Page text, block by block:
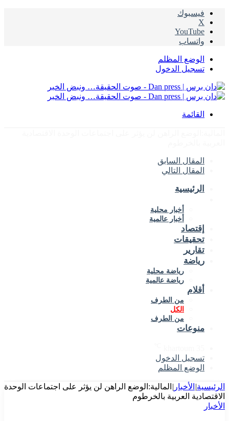
فيسبوك
‫X
‫YouTube
واتساب
الوضع المظلم
تسجيل الدخول
القائمة
المقال السابق
المقال التالي
الرئيسية
أخبار محلية
أخبار عالمية
إقتصاد
تحقيقات
تقارير
رياضة
رياضة محلية
رياضة عالمية
أقلام
من الطرف
الكل
من الطرف
منوعات
تسجيل الدخول
الوضع المظلم
الرئيسية| الأخبار | المالية:الوضع الراهن لن يؤثر على اجتماعات الوحدة
الاقتصادية العربية بالخرطوم
الأخبار